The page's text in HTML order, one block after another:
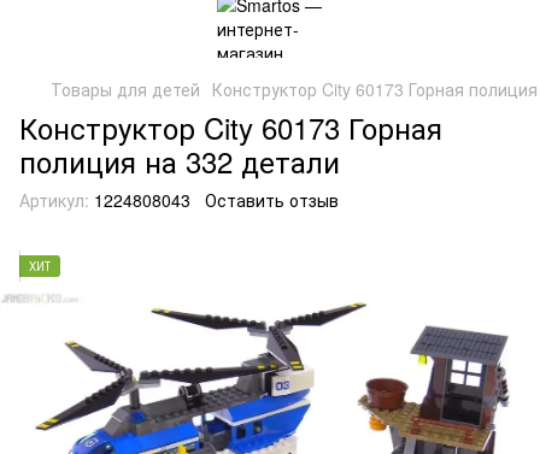
Товары для детей Конструктор City 60173 Горная
Конструктор City 60173 Горная
полиция на 332 детали
Артикул: 1224808043 Оставить отзыв
ХИТ